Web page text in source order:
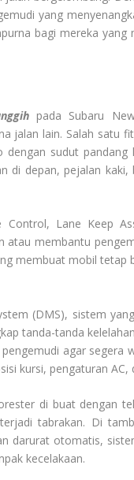
yang
bagi mereka yang
pada Subaru
jalan lain. Salah satu
sudut
di depan, pejalan
Control, Lane Keep
membantu
membuat mobil tetap
(DMS), sistem
tanda-tanda
agar segera
kursi, pengaturan
di buat dengan
tabrakan. Di
darurat otomatis,
kecelakaan.